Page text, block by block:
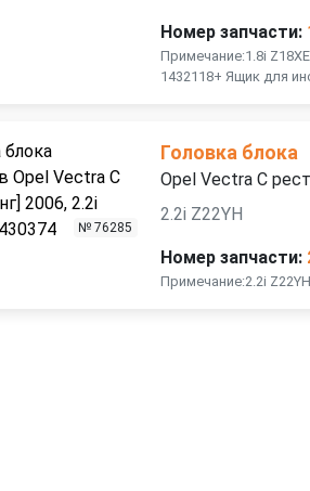
Номер запчасти:
Примечание:1.8i
1432118+ Ящик для
№ 76285
Головка блока
Opel Vectra C
2.2i Z22YH
Номер запчасти:
Примечание:2.2i